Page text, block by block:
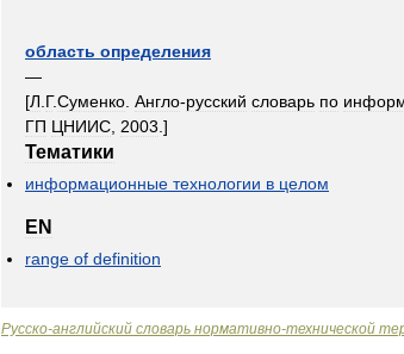
область определения
—
[Л Г.Суменко Англо-русский словарь по
ГП ЦНИИС 2003 .]
Тематики
информационные технологии в целом
EN
range of definition
Русско-английский словарь нормативно-технической